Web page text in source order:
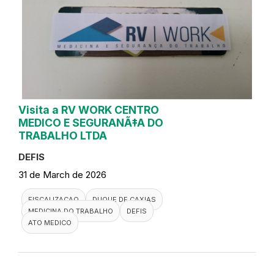
Visita a RV WORK CENTRO
MEDICO E SEGURANÃ‡A DO
TRABALHO LTDA
DEFIS
31 de March de 2026
FISCALIZACAO
DUQUE DE CAXIAS
MEDICINA DO TRABALHO
DEFIS
ATO MEDICO